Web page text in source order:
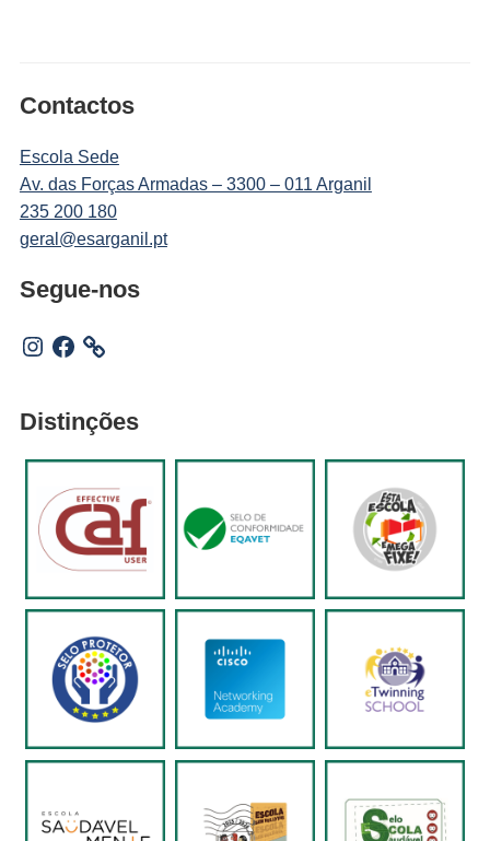
Contactos
Escola Sede
Av. das Forças Armadas – 3300 – 011 Arganil
235 200 180
geral@esarganil.pt
Segue-nos
Instagram
Facebook
Distinções